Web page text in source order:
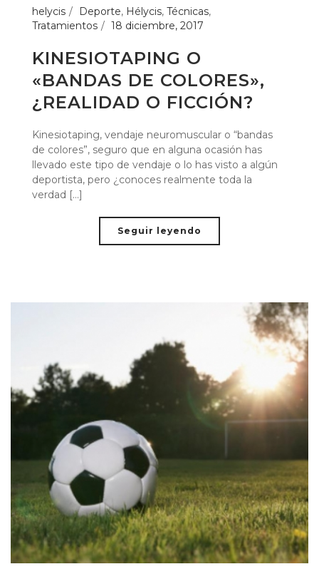
helycis Deporte, Hélycis, Técnicas,
Tratamientos
18 diciembre, 2017
KINESIOTAPING O
«BANDAS DE COLORES»,
¿REALIDAD O FICCIÓN?
Kinesiotaping, vendaje neuromuscular o “bandas
de colores”, seguro que en alguna ocasión has
llevado este tipo de vendaje o lo has visto a algún
deportista, pero ¿conoces realmente toda la
verdad [...]
Seguir leyendo